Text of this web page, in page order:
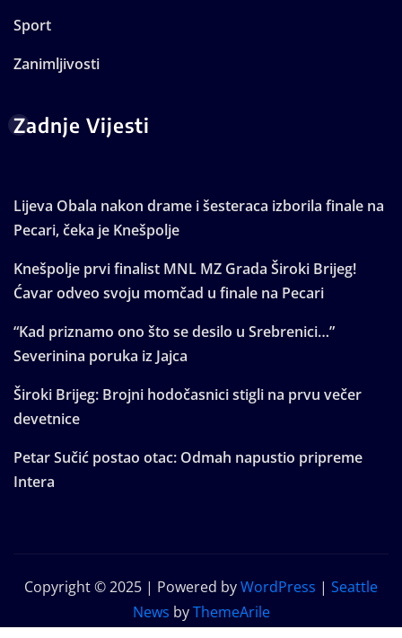
Sport
Zanimljivosti
Zadnje Vijesti
Lijeva Obala nakon drame i šesteraca izborila finale na
Pecari, čeka je Knešpolje
Knešpolje prvi finalist MNL MZ Grada Široki Brijeg!
Ćavar odveo svoju momčad u finale na Pecari
“Kad priznamo ono što se desilo u Srebrenici…”
Severinina poruka iz Jajca
Široki Brijeg: Brojni hodočasnici stigli na prvu večer
devetnice
Petar Sučić postao otac: Odmah napustio pripreme
Intera
Copyright © 2025 | Powered byWordPress | Seattle
News byThemeArile